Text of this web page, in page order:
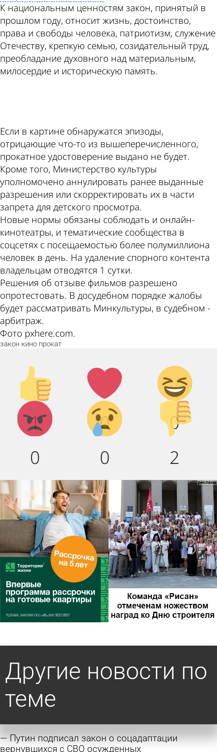
К национальным ценностям закон, принятый в
прошлом году, относит жизнь, достоинство,
права и свободы человека, патриотизм, служение
Отечеству, крепкую семью, созидательный труд,
преобладание духовного над материальным,
милосердие и историческую память.
Если в картине обнаружатся эпизоды,
отрицающие что-то из вышеперечисленного,
прокатное удостоверение выдано не будет.
Кроме того, Министерство культуры
уполномочено аннулировать ранее выданные
разрешения или скорректировать их в части
запрета для детского просмотра.
Новые нормы обязаны соблюдать и онлайн-
кинотеатры, и тематические сообщества в
соцсетях с посещаемостью более полумиллиона
человек в день. На удаление спорного контента
владельцам отводятся 1 сутки.
Решения об отзыве фильмов разрешено
опротестовать. В досудебном порядке жалобы
будет рассматривать Минкультуры, в судебном -
арбитраж.
Фото pxhere.com.
закон кино прокат
Палец
вверх!
1
Лайк!
0
Дикий
смех!
0
Агрессия!
0
Грусть :
(
0
Палец
вниз!
2
Другие новости по
теме
Путин подписал закон о соцадаптации
вернувшихся с СВО осужденных